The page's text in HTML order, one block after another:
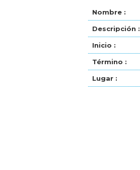
Nombre :
Descripción :
Inicio :
Término :
Lugar :